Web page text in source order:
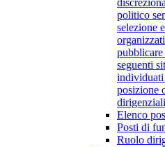
politico
selezione
seguenti
individuati
posizione
Elenco
Posti di
Ruolo